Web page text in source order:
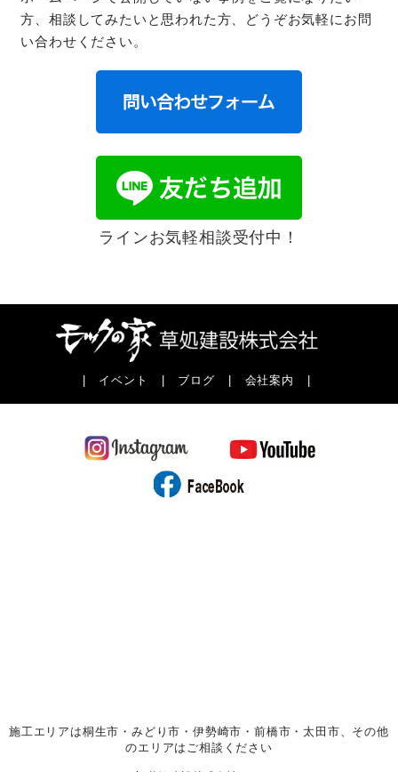
方、相談してみたいと思われた方、どうぞお気軽にお問
い合わせください。
ラインお気軽相談受付中！
イベント ブログ 会社案内
施工エリアは桐生市・みどり市・伊勢崎市・前橋市・太田市、その他
のエリアはご相談ください